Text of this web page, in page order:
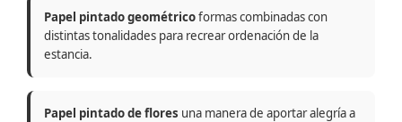
Papel pintado geométricoformas combinadas con
distintas tonalidades para recrear ordenación de la
estancia.
Papel pintado de flores una manera de aportar alegría a